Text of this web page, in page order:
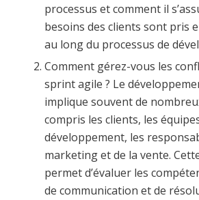
processus et comment il
besoins des clients sont pris
au long du processus de
Comment gérez-vous les
sprint agile ? Le
implique souvent de
compris les clients, les
développement, les
marketing et de la vente.
permet d’évaluer les
de communication et de